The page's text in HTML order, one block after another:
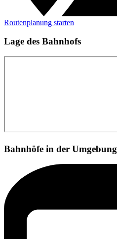
Routenplanung starten
Lage des Bahnhofs
Bahnhöfe in der Umgebung